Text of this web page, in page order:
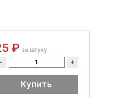
₽ за штуку
- +
Купить